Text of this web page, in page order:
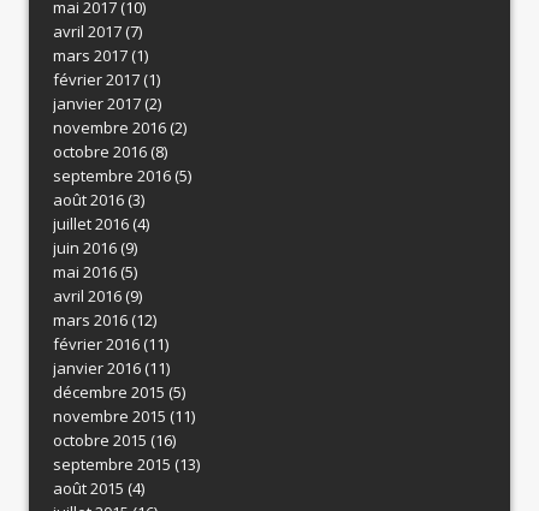
mai 2017(10)
avril 2017(7)
mars 2017(1)
février 2017(1)
janvier 2017(2)
novembre 2016(2)
octobre 2016(8)
septembre 2016(5)
août 2016(3)
juillet 2016(4)
juin 2016(9)
mai 2016(5)
avril 2016(9)
mars 2016(12)
février 2016(11)
janvier 2016(11)
décembre 2015 (5)
novembre 2015 (11)
octobre 2015 (16)
septembre 2015 (13)
août 2015 (4)